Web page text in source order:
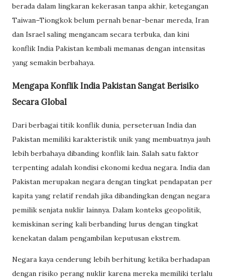
berada dalam lingkaran kekerasan tanpa akhir, ketegangan
Taiwan–Tiongkok belum pernah benar-benar mereda, Iran
dan Israel saling mengancam secara terbuka, dan kini
konflik India Pakistan kembali memanas dengan intensitas
yang semakin berbahaya.
Mengapa Konflik India Pakistan Sangat Berisiko
Secara Global
Dari berbagai titik konflik dunia, perseteruan India dan
Pakistan memiliki karakteristik unik yang membuatnya jauh
lebih berbahaya dibanding konflik lain. Salah satu faktor
terpenting adalah kondisi ekonomi kedua negara. India dan
Pakistan merupakan negara dengan tingkat pendapatan per
kapita yang relatif rendah jika dibandingkan dengan negara
pemilik senjata nuklir lainnya. Dalam konteks geopolitik,
kemiskinan sering kali berbanding lurus dengan tingkat
kenekatan dalam pengambilan keputusan ekstrem.
Negara kaya cenderung lebih berhitung ketika berhadapan
dengan risiko perang nuklir karena mereka memiliki terlalu